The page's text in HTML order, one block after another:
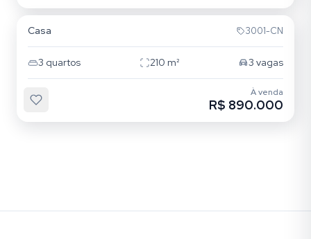
Casa 3001-CN
3 quartos 210 m² 3 vagas
À venda
R$ 890.000